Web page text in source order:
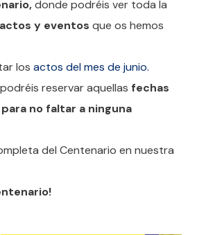
donde podréis ver toda la
y eventosque os hemos
losactos del mes de junio.
reservar aquellas fechas
no faltar a ninguna
del Centenario en nuestra